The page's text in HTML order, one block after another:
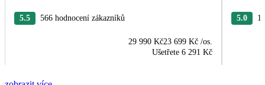
5.5 566 hodnocení zákazníků
29 990 Kč23 699 Kč /os.
Ušetřete 6 291 Kč
5.0